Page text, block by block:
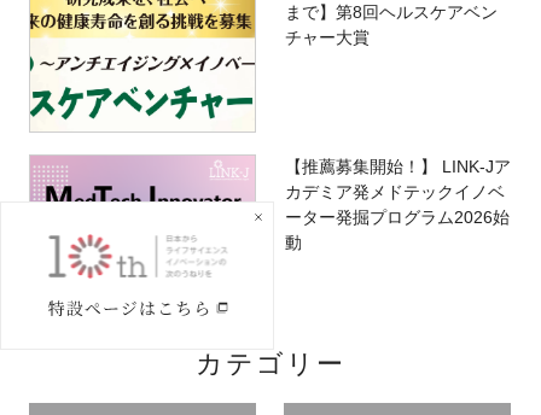
まで】第8回ヘルスケアベン
チャー大賞
【推薦募集開始！】 LINK-Jア
カデミア発メドテックイノベ
ーター発掘プログラム2026始
動
カテゴリー